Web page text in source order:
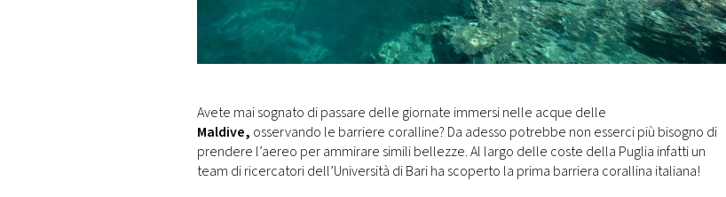
MONACO
Avete mai sognato di passare delle giornate immersi nelle acque delle
Maldive, osservando le barriere coralline? Da adesso potrebbe non esserci più bisogno di
prendere l’aereo per ammirare simili bellezze. Al largo delle coste della Puglia infatti un
team di ricercatori dell’Università di Bari ha scoperto la prima barriera corallina italiana!